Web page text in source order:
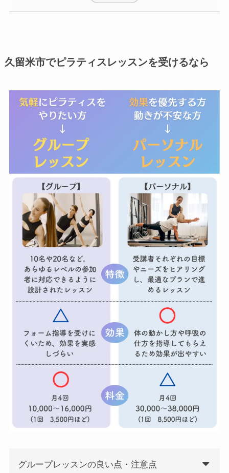
久留米市でピラティスレッスンを受けるなら
グループレッスンの良い点・注意点